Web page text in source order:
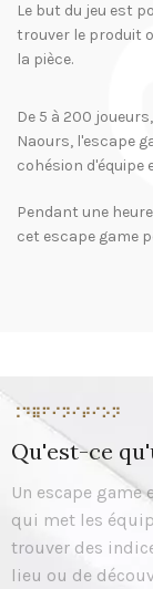
Le but du jeu est
trouver le produit
la pièce.
De 5 à 200
Naours, l'escape
cohésion d'équipe
Pendant une
cet escape game
⠨⠙⠿⠋⠊⠝⠊⠞⠊⠕⠝
Qu'est-ce
Un escape
qui met les
trouver des
lieu ou de